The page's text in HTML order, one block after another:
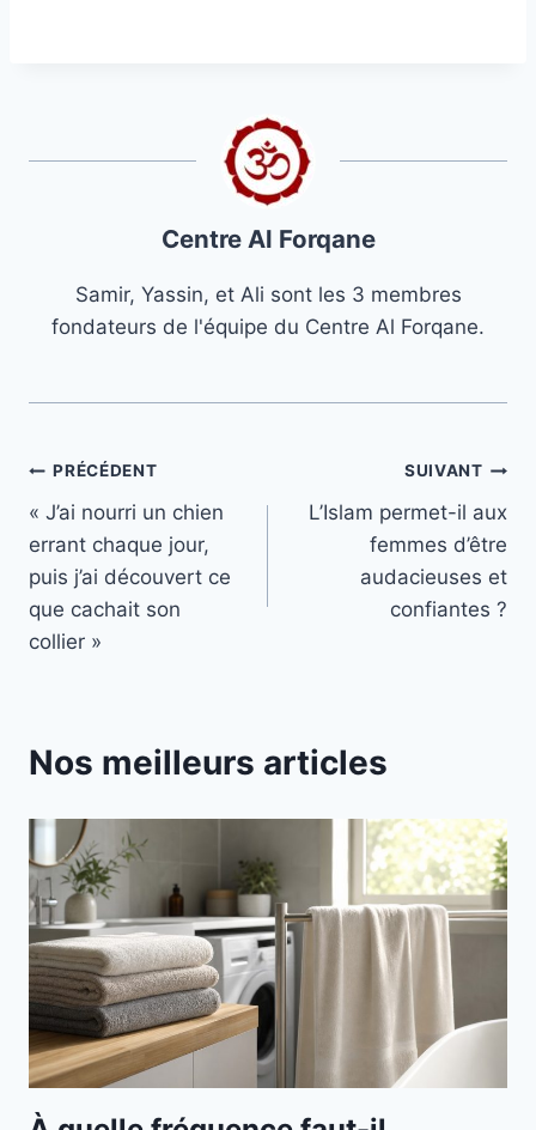
Centre Al Forqane
Samir, Yassin, et Ali sont les 3 membres
fondateurs de l'équipe du Centre Al Forqane.
Navigation
de
l’article
PRÉCÉDENT
« J’ai nourri un chien
errant chaque jour,
puis j’ai découvert ce
que cachait son
collier »
SUIVANT
L’Islam permet-il aux
femmes d’être
audacieuses et
confiantes ?
Nos meilleurs articles